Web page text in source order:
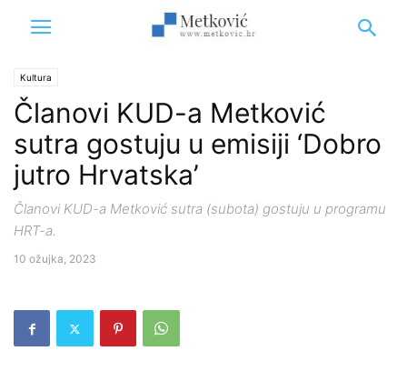
Kultura
Članovi KUD-a Metković
sutra gostuju u emisiji ‘Dobro
jutro Hrvatska’
Članovi KUD-a Metković sutra (subota) gostuju u programu
HRT-a.
10 ožujka, 2023